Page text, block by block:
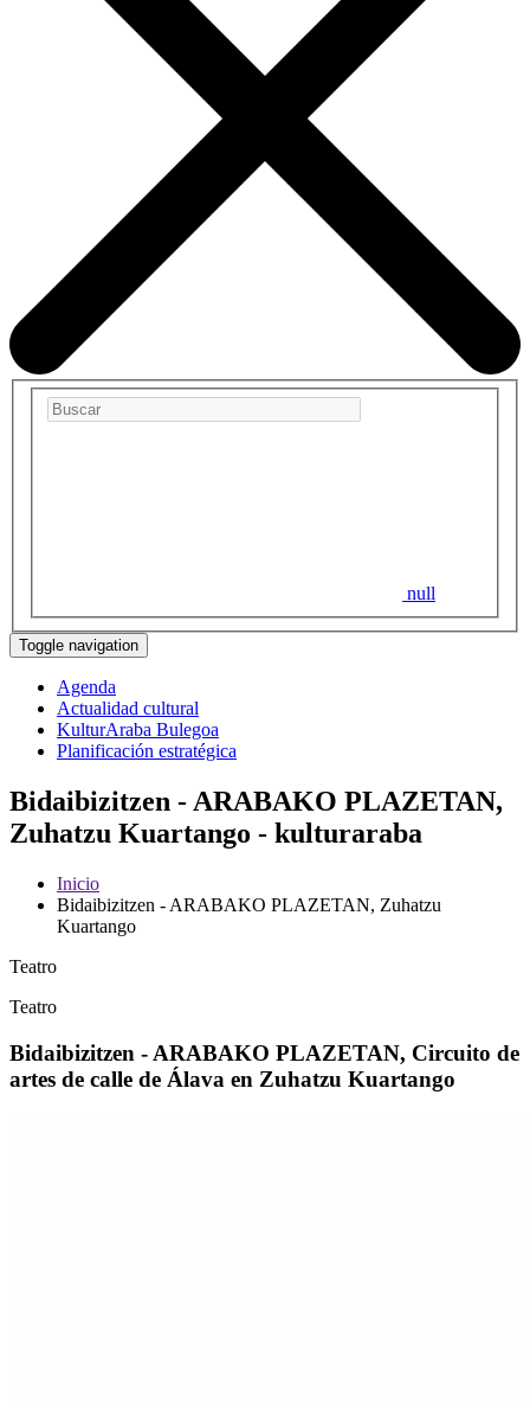
null
Toggle navigation
Agenda
Actualidad cultural
KulturAraba Bulegoa
Planificación estratégica
Bidaibizitzen - ARABAKO PLAZETAN,
Zuhatzu Kuartango - kulturaraba
Inicio
Bidaibizitzen - ARABAKO PLAZETAN, Zuhatzu
Kuartango
Teatro
Teatro
Bidaibizitzen - ARABAKO PLAZETAN, Circuito de
artes de calle de Álava en Zuhatzu Kuartango